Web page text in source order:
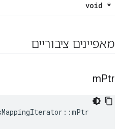
void *
מאפיינים ציבוריים
mPtr
::mPtr